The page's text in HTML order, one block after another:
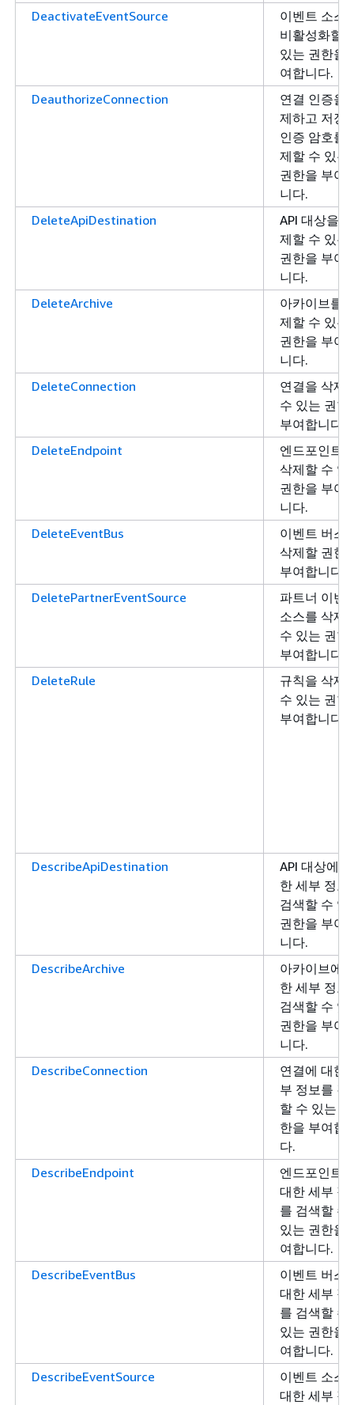
DeactivateEventSource
이벤트 소스
비활성화할
있는 권한을
여합니다.
DeauthorizeConnection
연결 인증을
제하고 저장
인증 암호를
제할 수 있는
권한을 부여
니다.
DeleteApiDestination
API 대상을 삭
제할 수 있는
권한을 부여
니다.
DeleteArchive
아카이브를
제할 수 있는
권한을 부여
니다.
DeleteConnection
연결을 삭제
수 있는 권한
부여합니다.
DeleteEndpoint
엔드포인트
삭제할 수 있
권한을 부여
니다.
DeleteEventBus
이벤트 버스
삭제할 권한
부여합니다.
DeletePartnerEventSource
파트너 이벤
소스를 삭제
수 있는 권한
부여합니다.
DeleteRule
규칙을 삭제
수 있는 권한
부여합니다.
DescribeApiDestination
API 대상에 대
한 세부 정보
검색할 수 있
권한을 부여
니다.
DescribeArchive
아카이브에
한 세부 정보
검색할 수 있
권한을 부여
니다.
DescribeConnection
연결에 대한
부 정보를 검
할 수 있는 권
한을 부여합
다.
DescribeEndpoint
엔드포인트
대한 세부 정
를 검색할 수
있는 권한을
여합니다.
DescribeEventBus
이벤트 버스
대한 세부 정
를 검색할 수
있는 권한을
여합니다.
DescribeEventSource
이벤트 소스
대한 세부 정